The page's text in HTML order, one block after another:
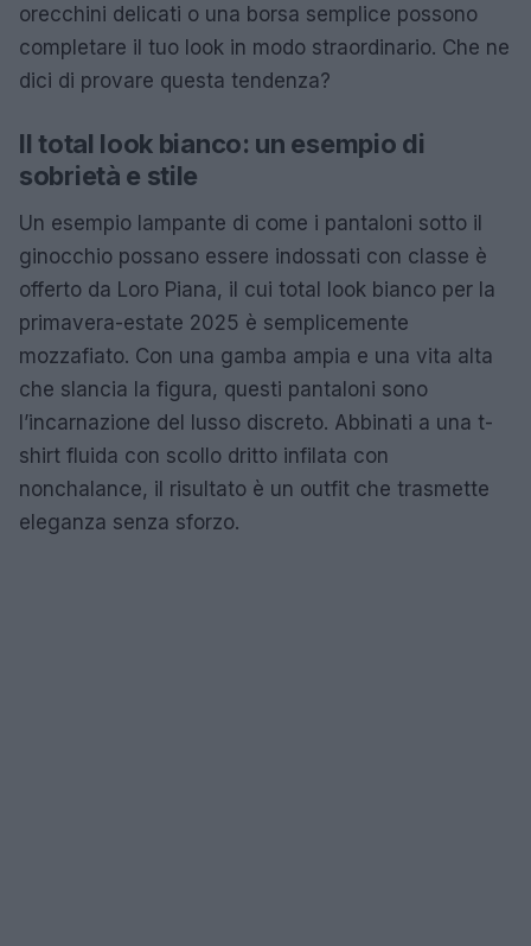
orecchini delicati o una borsa semplice possono
completare il tuo look in modo straordinario. Che ne
dici di provare questa tendenza?
Il total look bianco: un esempio di
sobrietà e stile
Un esempio lampante di come i pantaloni sotto il
ginocchio possano essere indossati con classe è
offerto da Loro Piana, il cui total look bianco per la
primavera-estate 2025 è semplicemente
mozzafiato. Con una gamba ampia e una vita alta
che slancia la figura, questi pantaloni sono
l’incarnazione del lusso discreto. Abbinati a una t-
shirt fluida con scollo dritto infilata con
nonchalance, il risultato è un outfit che trasmette
eleganza senza sforzo.